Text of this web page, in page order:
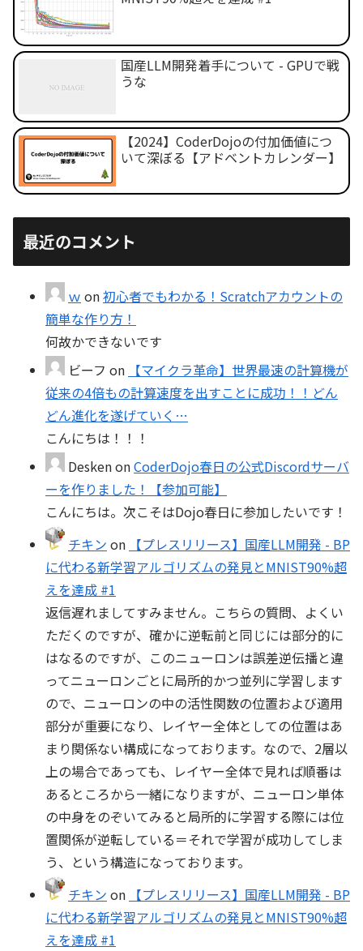
国産LLM開発着手について - GPUで戦
うな
【2024】CoderDojoの付加価値につ
いて深ぼる【アドベントカレンダー】
最近のコメント
ｗ on初心者でもわかる！Scratchアカウントの
簡単な作り方！
何故かできないです
ビーフ on 【マイクラ革命】世界最速の計算機が
従来の4倍もの計算速度を出すことに成功！！どん
どん進化を遂げていく…
こんにちは！！！
DeskenonCoderDojo春日の公式Discordサーバ
ーを作りました！【参加可能】
こんにちは。次こそはDojo春日に参加したいです！
チキン on 【プレスリリース】国産LLM開発 - BP
に代わる新学習アルゴリズムの発見とMNIST90%超
えを達成 #1
返信遅れましてすみません。こちらの質問、よくい
ただくのですが、確かに逆転前と同じには部分的に
はなるのですが、このニューロンは誤差逆伝播と違
ってニューロンごとに局所的かつ並列に学習します
ので、ニューロンの中の活性関数の位置および適用
部分が重要になり、レイヤー全体としての位置はあ
まり関係ない構成になっております。なので、2層以
上の場合であっても、レイヤー全体で見れば順番は
あるところから一緒になりますが、ニューロン単体
の中身をのぞいてみると局所的に学習する際には位
置関係が逆転している＝それで学習が成功してしま
う、という構造になっております。
チキン on 【プレスリリース】国産LLM開発 - BP
に代わる新学習アルゴリズムの発見とMNIST90%超
えを達成 #1